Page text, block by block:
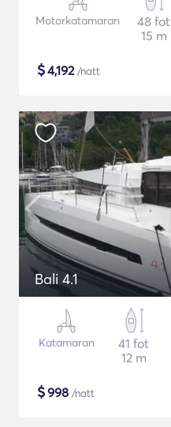
Motorkatamaran
48 fot
15 m
$4,192/natt
Bali 4.1
Katamaran
41 fot
12 m
$998 /natt